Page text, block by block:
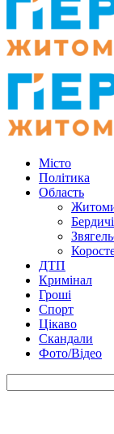
Місто
Політика
Область
ДТП
Кримінал
Гроші
Спорт
Цікаво
Скандали
Фото/Відео